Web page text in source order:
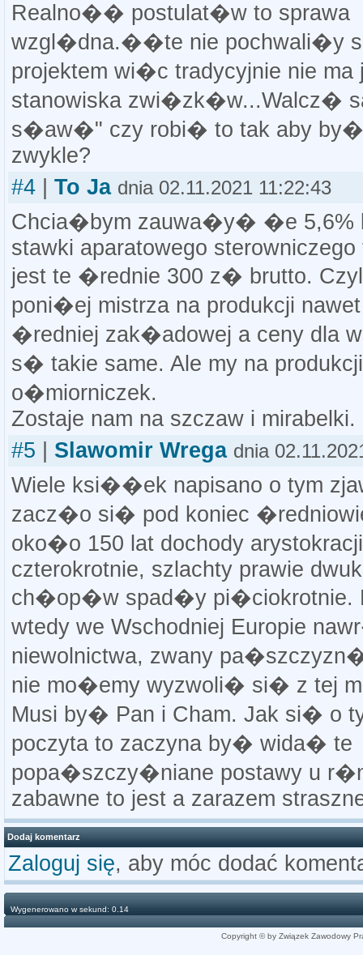
Realno�� postulat�w to sprawa
wzgl�dna.��te nie pochwali�y
projektem wi�c tradycyjnie nie ma
stanowiska zwi�zk�w...Walcz�
s�aw�" czy robi� to tak aby
zwykle?
#4
To Ja dnia 02.11.2021 11:22:43
Chcia�bym zauwa�y� �e 5,6%
stawki aparatowego
jest te �rednie 300 z� brutto.
poni�ej mistrza na produkcji
�redniej zak�adowej a ceny dla
s� takie same. Ale my na
o�miorniczek.
Zostaje nam na szczaw i mirabelki.
#5
Slawomir Wrega dnia
Wiele ksi��ek napisano o tym
zacz�o si� pod koniec
oko�o 150 lat dochody
czterokrotnie, szlachty prawie
ch�op�w spad�y
wtedy we Wschodniej Europie
niewolnictwa, zwany
nie mo�emy wyzwoli� si� z tej
Musi by� Pan i Cham. Jak si� o
poczyta to zaczyna by� wida� te
popa�szczy�niane postawy u
zabawne to jest a zarazem
Dodaj komentarz
Zaloguj się, aby móc dodać
Wygenerowano w sekund: 0.14
Copyright © by Związek Zawodowy